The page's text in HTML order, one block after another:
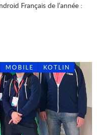
Français de l’année :
MOBILE
KOTLIN